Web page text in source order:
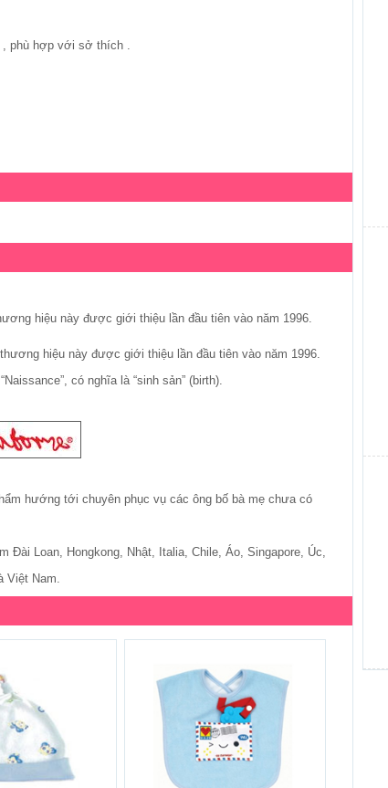
, phù hợp với sở thích .
hiệu này được giới thiệu lần đầu tiên vào năm 1996.
hiệu này được giới thiệu lần đầu tiên vào năm 1996.
có nghĩa là “sinh sản” (birth).
hướng tới chuyên phục vụ các ông bố bà mẹ chưa có
Đài Loan, Hongkong, Nhật, Italia, Chile, Áo, Singapore, Úc,
Việt Nam.